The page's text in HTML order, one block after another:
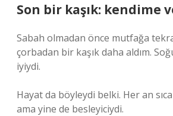
Son bir kaşık: kendime
Sabah olmadan önce mutfağa
çorbadan bir kaşık daha aldım.
iyiydi.
Hayat da böyleydi belki. Her an
ama yine de besleyiciydi.